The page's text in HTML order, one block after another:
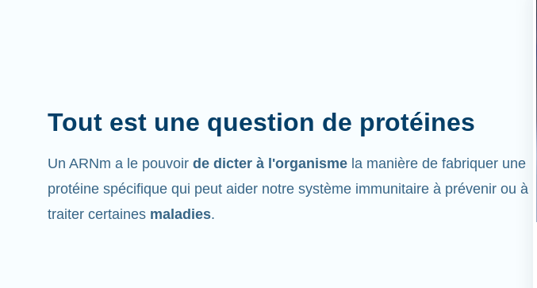
Tout est une question de protéines
Un ARNm a le pouvoir de dicter à l'organisme la manière de fabriquer une
protéine spécifique qui peut aider notre système immunitaire à prévenir ou à
traiter certaines maladies.